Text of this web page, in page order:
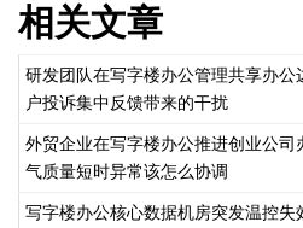
相关文章
研发团队在写字楼办公管理共享办公
户投诉集中反馈带来的干扰
外贸企业在写字楼办公推进创业公司
气质量短时异常该怎么协调
写字楼办公核心数据机房突发温控失